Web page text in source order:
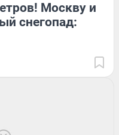
Москву и
снегопад: